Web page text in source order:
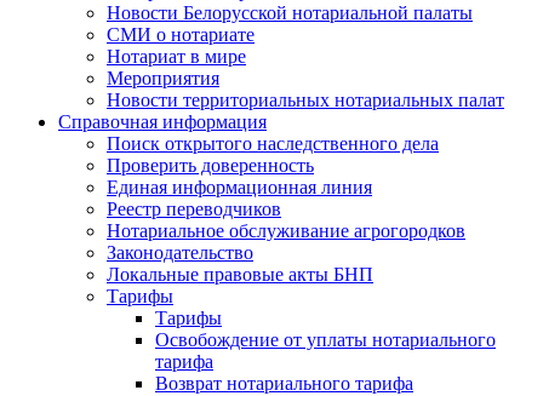
Новости Белорусской нотариальной палаты
СМИ о нотариате
Нотариат в мире
Мероприятия
Новости территориальных нотариальных палат
Справочная информация
Поиск открытого наследственного дела
Проверить доверенность
Единая информационная линия
Реестр переводчиков
Нотариальное обслуживание агрогородков
Законодательство
Локальные правовые акты БНП
Тарифы
Тарифы
Освобождение от уплаты нотариального
тарифа
Возврат нотариального тарифа